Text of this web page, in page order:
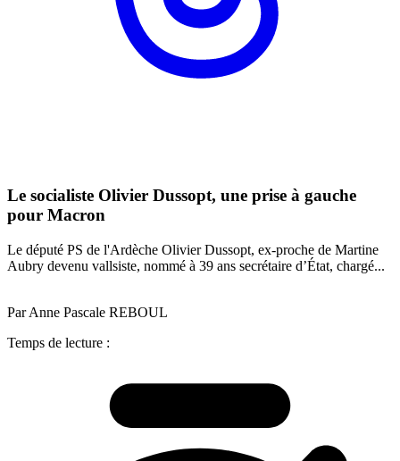
Le socialiste Olivier Dussopt, une prise à gauche
pour Macron
Le député PS de l'Ardèche Olivier Dussopt, ex-proche de Martine
Aubry devenu vallsiste, nommé à 39 ans secrétaire d’État, chargé...
Par Anne Pascale REBOUL
Temps de lecture :